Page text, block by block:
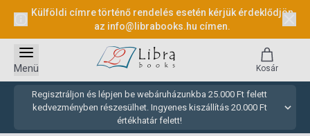
Külföldi címre történő rendelés esetén kérjük érdeklődjön
az info@librabooks.hu címen.
Regisztráljon és lépjen be webáruházunkba 25.000 Ft felett
kedvezményben részesülhet. Ingyenes kiszállítás 20.000 Ft
értékhatár felett!
Menü Kosár